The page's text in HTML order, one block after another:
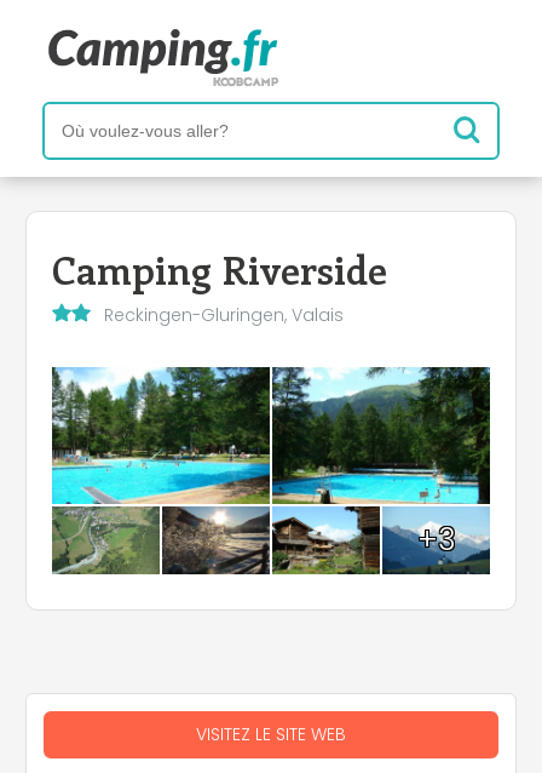
Camping Riverside
Reckingen-Gluringen, Valais
+3
VISITEZ LE SITE WEB